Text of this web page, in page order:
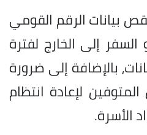
بيانات الرقم القومي
السفر إلى الخارج لفترة
بالإضافة إلى ضرورة
لإعادة انتظام
الأسرة.